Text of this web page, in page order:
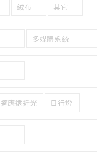
絨布 其它
多媒體系統
應遠近光 日行燈